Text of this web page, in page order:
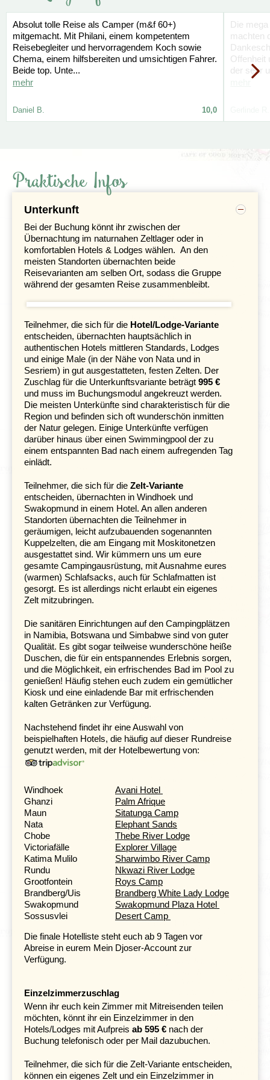
dem Chobe-Fluss. Vom Wasser aus bieten sich
hervorragende Möglichkeiten, Elefanten, Flusspferde
und Antilopen zu beobachten und zu fotografieren.
Am nächsten Morgen brechen wir früh auf: Mit einem
offenen Geländewagen steht eineSafariim Chobe-
Nationalpark auf dem Programm. Der Nationalpark
wurde durch zahlreiche Naturdokumentationen bekannt,
Geographic Society gedreht wurden. Besonders
berühmt wurde der FilmEternal Enemies, der den
Nationalpark beherbergt eine außergewöhnlich vielfältige
Elefantenherden bekannt. Vor allem während der
trockenen Herbst- und Wintermonate versammeln sich
eindrucksvolle Beobachtungsmöglichkeiten.
Im Anschluss geht es mit dem Safari-Truck weiter an die
Grenze zuSimbabwe. Bereits aus der Ferne ist unsere
Unterkunft aus dem aufsteigenden Sprühnebel der
mächtigenVictoriafälle sichtbar. Am Nachmittag folgen
wir den Spuren des berühmten Afrikaforschers David
Livingstone und werfen einen ersten Blick auf die
tosende Wasser ist bereits von Weitem zu hören: Mit
gewaltiger Kraft stürzen die Wassermassen in die Tiefe
und erzeugen einen ohrenbetäubenden Lärm. Nicht
ohne Grund tragen die Fälle den ursprünglichen Namen
Mosi-oa-Tunya– „der Rauch, der donnert“.
Der folgende Tag steht zur freien Verfügung. Wer die
imposanten Wasserfälle noch einmal erkunden möchte,
hat heute die Gelegenheit dazu. Für den nötigen
Adrenalinkick sorgt eine Rafting-Tour, bei der du den
Fluss Sambesi hinunter durch die Stromschnellen
einer entspannten Sundowner-Bootsfahrt zu. Den wohl
spektakulärsten Blick auf die Victoriafälle bietet der
sogenannte „Flug der Engel“ – ein Rundflug, der die
gewaltigen Ausmaße und die beeindruckende Kraft der
Wassermassen aus der Luft zur Geltung bringt.
Nilpferde, Krokodile und zahlreiche
Vogelarten – unterwegs am Kwando-Fluss
Tag 10 Victoriafälle - Katima Mulilo /Namibia
Tag 11 Katima Mulilo - Rundu
Mit unserem Safari-Truck geht es am nächsten Morgen
über Botswana in den schmalen Caprivi-Streifen im
Nordosten Namibias. Dieser ungewöhnliche
Landkorridor zählt zu den wasserreichsten Regionen
Unterkunft liegt am Ufer des
von Kongola. Der Fluss entspringt in Angola, fließt durch
Sambia und bildet schließlich die natürliche Grenze
zwischen Namibia und Botswana. Die Region ist für
ihren Tierreichtum bekannt – entlang der Flussufer
erstrecken sich bedeutende Naturschutzgebiete. Von
unserer Unterkunft aus werden Bootsfahrten angeboten,
bei denen sich unter anderem Nilpferde und Krokodile
Ausreise, Visum für Simbabwe.
Absolut tolle Reise als Camper (m&f 60+)
mitgemacht. Mit Philani, einem kompetentem
Reisebegleiter und hervorragendem Koch sowie
Chema, einem hilfsbereiten und umsichtigen Fahrer.
Beide top. Unte...
mehr
Daniel B. 10,0
Die
machten
Offenheit
der sehr
Praktische Infos
Unterkunft
Bei der Buchung könnt ihr zwischen der
Übernachtung im naturnahen Zeltlager oder in
komfortablen Hotels & Lodges wählen. An den
meisten Standorten übernachten beide
Reisevarianten am selben Ort, sodass die Gruppe
während der gesamten Reise zusammenbleibt.
Teilnehmer, die sich für die Hotel/Lodge-Variante
entscheiden, übernachten hauptsächlich in
authentischen Hotels mittleren Standards, Lodges
und einige Male (in der Nähe von Nata und in
Sesriem) in gut ausgestatteten, festen Zelten. Der
Zuschlag für die Unterkunftsvariante beträgt 995 €
und muss im Buchungsmodul angekreuzt werden.
Die meisten Unterkünfte sind charakteristisch für die
Region und befinden sich oft wunderschön inmitten
der Natur gelegen. Einige Unterkünfte verfügen
darüber hinaus über einen Swimmingpool der zu
einem entspannten Bad nach einem aufregenden Tag
einlädt.
Teilnehmer, die sich für die Zelt-Variante
entscheiden, übernachten in Windhoek und
Swakopmund in einem Hotel. An allen anderen
Standorten übernachten die Teilnehmer in
geräumigen, leicht aufzubauenden sogenannten
Kuppelzelten, die am Eingang mit Moskitonetzen
ausgestattet sind. Wir kümmern uns um eure
gesamte Campingausrüstung, mit Ausnahme eures
(warmen) Schlafsacks, auch für Schlafmatten ist
gesorgt. Es ist allerdings nicht erlaubt ein eigenes
Zelt mitzubringen.
Die sanitären Einrichtungen auf den Campingplätzen
in Namibia, Botswana und Simbabwe sind von guter
Qualität. Es gibt sogar teilweise wunderschöne heiße
Duschen, die für ein entspannendes Erlebnis sorgen,
und die Möglichkeit, ein erfrischendes Bad im Pool zu
genießen! Häufig stehen euch zudem ein gemütlicher
Kiosk und eine einladende Bar mit erfrischenden
kalten Getränken zur Verfügung.
Nachstehend findet ihr eine Auswahl von
beispielhaften Hotels, die häufig auf dieser Rundreise
genutzt werden, mit der Hotelbewertung von:
Windhoek
Avani Hotel
Ghanzi
Palm Afrique
Maun
Sitatunga Camp
Nata
Elephant Sands
Chobe
Thebe River Lodge
Victoriafälle
Explorer Village
Katima Mulilo
Sharwimbo River Camp
Rundu
Nkwazi River Lodge
Grootfontein
Roys Camp
Brandberg/Uis
Brandberg White Lady Lodge
Swakopmund
Swakopmund Plaza Hotel
Sossusvlei
Desert Camp
Die finale Hotelliste steht euch ab 9 Tagen vor
Abreise in eurem Mein Djoser-Account zur
Verfügung.
Einzelzimmerzuschlag
Wenn ihr euch kein Zimmer mit Mitreisenden teilen
möchten, könnt ihr ein Einzelzimmer in den
Hotels/Lodges mit Aufpreis ab 595 € nach der
Buchung telefonisch oder per Mail dazubuchen.
Teilnehmer, die sich für die Zelt-Variante entscheiden,
können ein eigenes Zelt und ein Einzelzimmer in